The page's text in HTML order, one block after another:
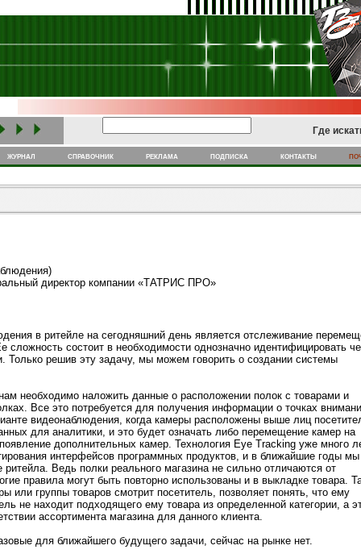
Где
журнал cправочник реклама подписка контакты
директор компании «ТАТРИС ПРО»
в ритейле на сегодняшний день является отслеживание
сложность состоит в необходимости однозначно идентифицировать
Только решив эту задачу, мы можем говорить о создании системы
необходимо наложить данные о расположении полок с товарами и
Все это потребуется для получения информации о точках
видеонаблюдения, когда камеры расположены выше лиц
для аналитики, и это будет означать либо перемещение камер на
дополнительных камер. Технология Eye Tracking уже много
интерфейсов программных продуктов, и в ближайшие годы мы
Ведь полки реального магазина не сильно отличаются от
правила могут быть повторно использованы и в выкладке товара.
или группы товаров смотрит посетитель, позволяет понять, что ему
не находит подходящего ему товара из определенной категории, а
ассортимента магазина для данного клиента.
для ближайшего будущего задачи, сейчас на рынке нет.